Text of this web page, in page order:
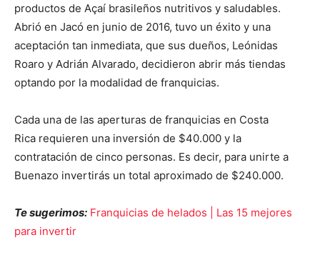
productos de Açaí brasileños nutritivos y saludables.
Abrió en Jacó en junio de 2016, tuvo un éxito y una
aceptación tan inmediata, que sus dueños, Leónidas
Roaro y Adrián Alvarado, decidieron abrir más tiendas
optando por la modalidad de franquicias.
Cada una de las aperturas de franquicias en Costa
Rica requieren una inversión de $40.000 y la
contratación de cinco personas. Es decir, para unirte a
Buenazo invertirás un total aproximado de $240.000.
Te sugerimos: Franquicias de helados | Las 15 mejores
para invertir